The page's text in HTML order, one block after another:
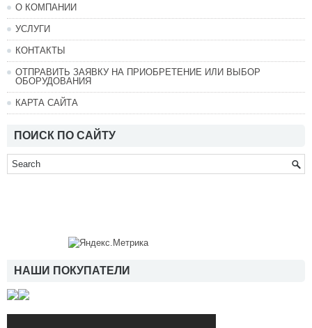
О КОМПАНИИ
УСЛУГИ
КОНТАКТЫ
ОТПРАВИТЬ ЗАЯВКУ НА ПРИОБРЕТЕНИЕ ИЛИ ВЫБОР
ОБОРУДОВАНИЯ
КАРТА САЙТА
ПОИСК ПО САЙТУ
НАШИ ПОКУПАТЕЛИ